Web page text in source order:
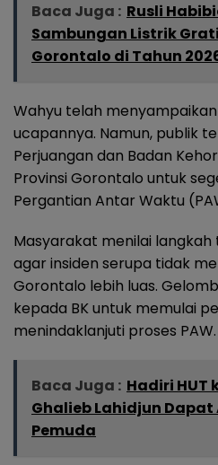
Baca Juga : Rusli
Sambungan Listrik
Gorontalo di Tahun
Wahyu telah
ucapannya. Namun, publik
Perjuangan dan Badan
Provinsi Gorontalo untuk
Pergantian Antar Waktu
Masyarakat menilai
agar insiden serupa tidak
Gorontalo lebih luas.
kepada BK untuk memulai
menindaklanjuti proses PAW.
Baca Juga : Hadiri HUT
Ghalieb Lahidjun
Pemuda